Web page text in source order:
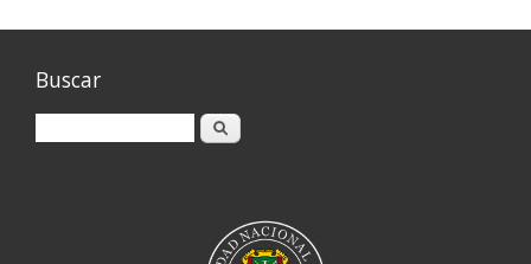
Buscar
Buscar